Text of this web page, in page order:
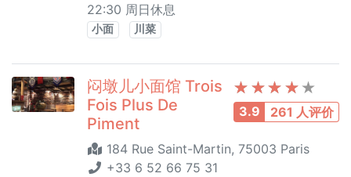
22:30 周日休息
小面 川菜
3.9 261 人评价
闷墩儿小面馆 Trois
Fois Plus De
Piment
184 Rue Saint-Martin, 75003 Paris
+33 6 52 66 75 31